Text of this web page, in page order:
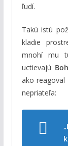
ľudí.
Takú istú
kladie
mnohí mu
uctievajú
ako reagoval
nepriateľa: